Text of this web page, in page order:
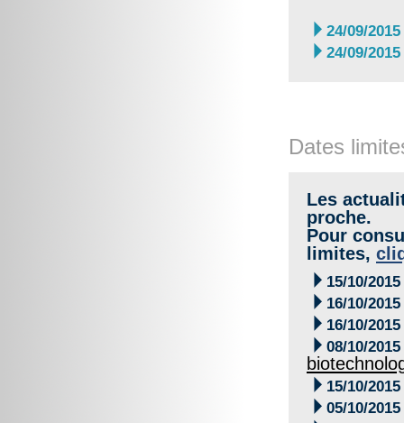
 24/09/2015
 24/09/2015
Dates
Les
proche.
Pour
limites,
 15/10/2015
 16/10/2015
 16/10/2015
 08/10/2015
 15/10/2015
 05/10/2015